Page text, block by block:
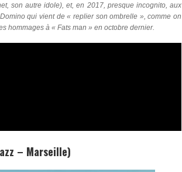
son autre idole), et, en 2017, presque incognito, aux
qui vient de « replier son ombrelle », comme on
hommages à « Fats man » en octobre dernier.
– Marseille)